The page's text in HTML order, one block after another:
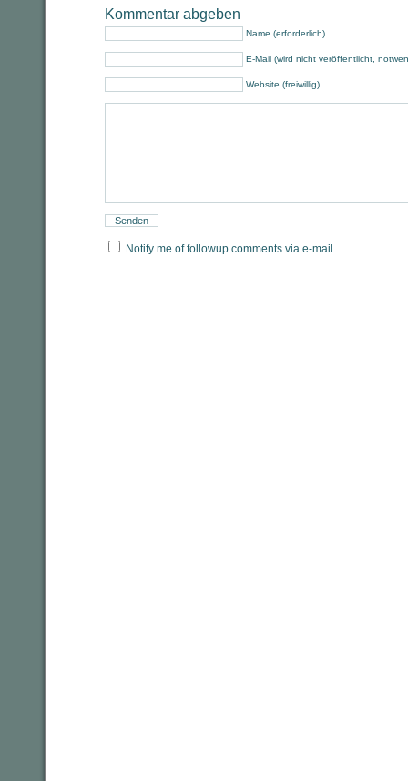
Kommentar abgeben
Name (erforderlich)
E-Mail (wird nicht veröffentlicht,
Website (freiwillig)
Notify me of followup comments via e-mail